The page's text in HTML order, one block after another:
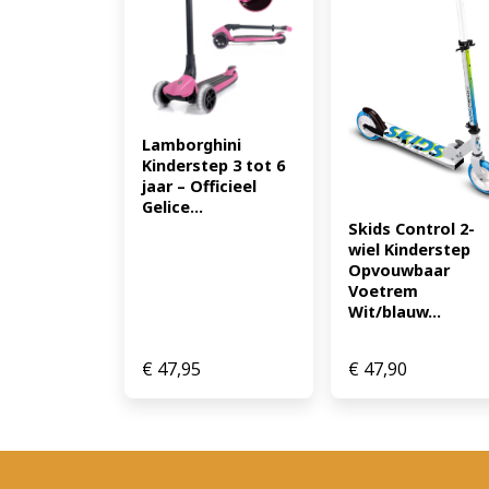
Lamborghini
Kinderstep 3 tot 6
jaar – Officieel
Gelice...
€ 47,95
Skids Control 2-
wiel Kinderstep
Opvouwbaar
Voetrem
Wit/blauw...
€47,90